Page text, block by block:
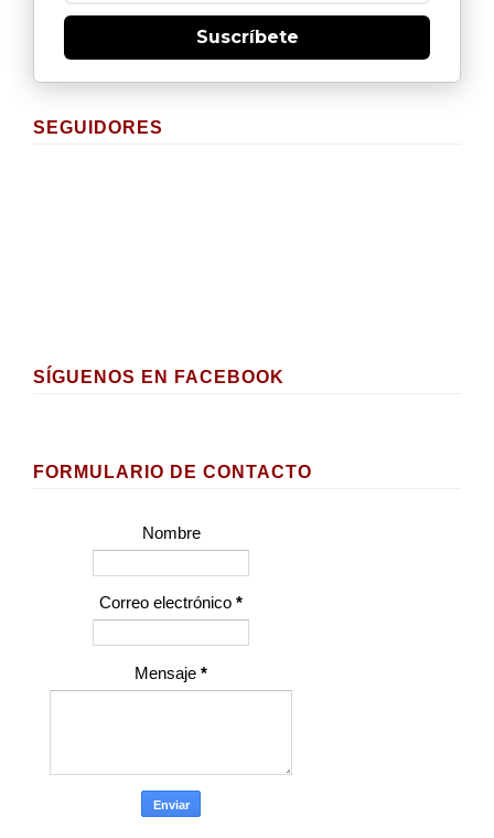
Suscríbete
SEGUIDORES
SÍGUENOS EN FACEBOOK
FORMULARIO DE CONTACTO
Nombre
Correo electrónico *
Mensaje *